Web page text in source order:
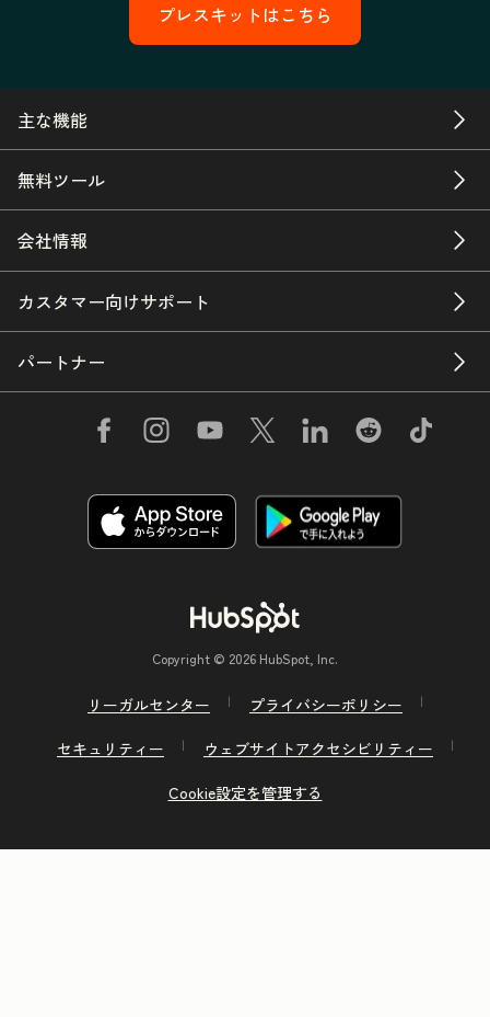
プレスキットはこちら
主な機能
無料ツール
会社情報
カスタマー向けサポート
パートナー
Copyright © 2026 HubSpot, Inc.
リーガルセンター
プライバシーポリシー
セキュリティー
ウェブサイトアクセシビリティー
Cookie設定を管理する